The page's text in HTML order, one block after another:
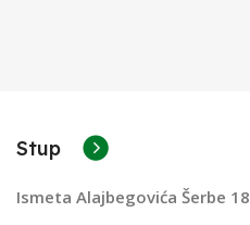
Stup
Ismeta Alajbegovića Šerbe 18